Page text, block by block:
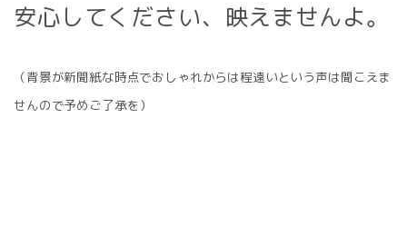
安心してください、映えませんよ。
（背景が新聞紙な時点でおしゃれからは程遠いという声は聞こえま
せんので予めご了承を）